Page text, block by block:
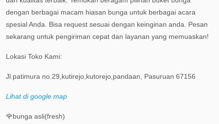
dengan berbagai macam hiasan bunga untuk berbagai acara
spesial Anda. Bisa request sesuai dengan keinginan anda. Pesan
sekarang untuk pengiriman cepat dan layanan yang memuaskan!
Lokasi Toko Kami:
Jl.patimura no.29,kutirejo,kutorejo,pandaan, Pasuruan 67156
Lihat di google map
🌹bunga asli(fresh)